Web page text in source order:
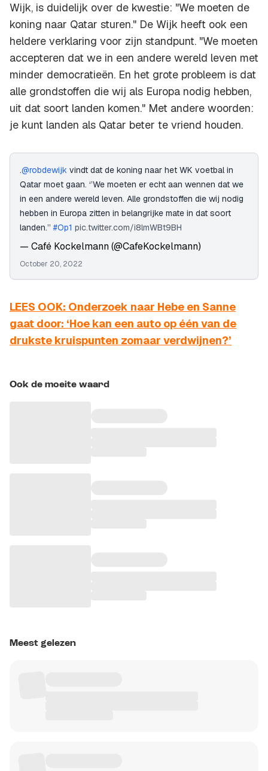
Wijk, is duidelijk over de kwestie: "We moeten de
koning naar Qatar sturen." De Wijk heeft ook een
heldere verklaring voor zijn standpunt. "We moeten
accepteren dat we in een andere wereld leven met
minder democratieën. En het grote probleem is dat
alle grondstoffen die wij als Europa nodig hebben,
uit dat soort landen komen." Met andere woorden:
je kunt landen als Qatar beter te vriend houden.
.@robdewijk vindt dat de koning naar het WK voetbal in
Qatar moet gaan. ‘’We moeten er echt aan wennen dat we
in een andere wereld leven. Alle grondstoffen die wij nodig
hebben in Europa zitten in belangrijke mate in dat soort
landen.’’ #Op1 pic.twitter.com/i8lmWBt9BH
— Café Kockelmann (@CafeKockelmann)
October 20, 2022
LEES OOK: Onderzoek naar Hebe en Sanne
gaat door: ‘Hoe kan een auto op één van de
drukste kruispunten zomaar verdwijnen?’
Ook de moeite waard
Meest gelezen